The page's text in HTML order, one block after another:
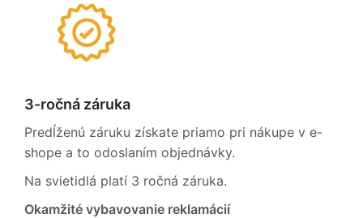
3-ročná záruka
Predĺženú záruku získate priamo pri nákupe v e-
shope a to odoslaním objednávky.
Na svietidlá platí 3 ročná záruka.
Okamžité vybavovanie reklamácií